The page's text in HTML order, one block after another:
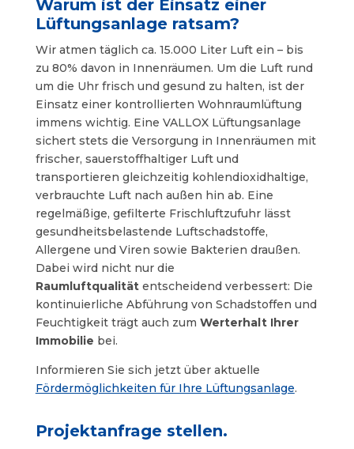
Warum ist der Einsatz einer
Lüftungsanlage ratsam?
Wir atmen täglich ca. 15.000 Liter Luft ein – bis
zu 80% davon in Innenräumen. Um die Luft rund
um die Uhr frisch und gesund zu halten, ist der
Einsatz einer kontrollierten Wohnraumlüftung
immens wichtig. Eine VALLOX Lüftungsanlage
sichert stets die Versorgung in Innenräumen mit
frischer, sauerstoffhaltiger Luft und
transportieren gleichzeitig kohlendioxidhaltige,
verbrauchte Luft nach außen hin ab. Eine
regelmäßige, gefilterte Frischluftzufuhr lässt
gesundheitsbelastende Luftschadstoffe,
Allergene und Viren sowie Bakterien draußen.
Dabei wird nicht nur die
Raumluftqualitätentscheidend verbessert: Die
kontinuierliche Abführung von Schadstoffen und
Feuchtigkeit trägt auch zum Werterhalt Ihrer
Immobilie bei.
Informieren Sie sich jetzt über aktuelle
Fördermöglichkeiten für Ihre Lüftungsanlage.
Projektanfrage stellen.